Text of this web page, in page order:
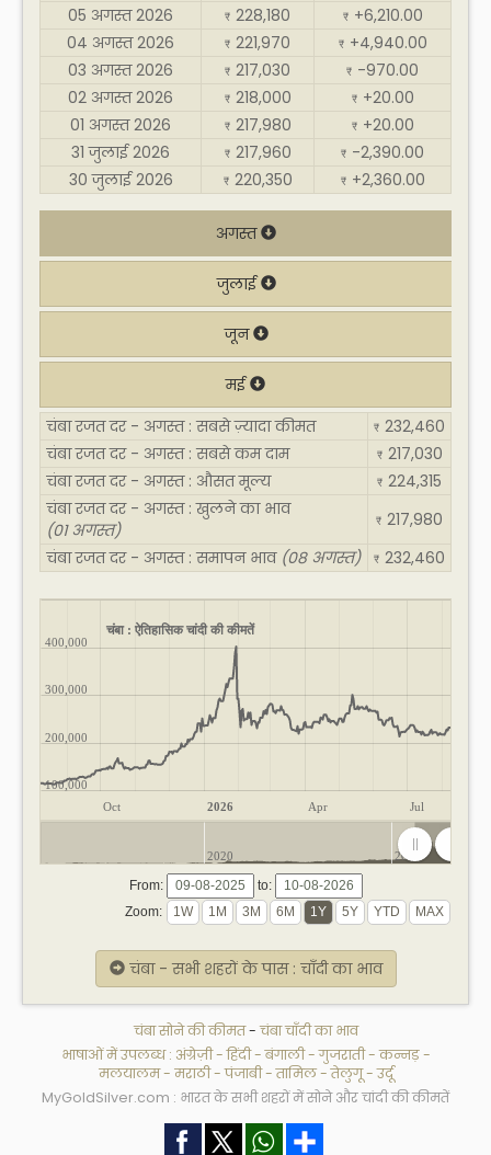
05 अगस्त 2026
₹ 228,180 ₹ +6,210.00
04 अगस्त 2026
₹ 221,970 ₹ +4,940.00
03 अगस्त 2026
₹ 217,030 ₹ -970.00
02 अगस्त 2026
₹ 218,000 ₹ +20.00
01 अगस्त 2026
₹ 217,980 ₹ +20.00
31 जुलाई 2026
₹ 217,960 ₹ -2,390.00
30 जुलाई 2026
₹ 220,350 ₹ +2,360.00
अगस्त
जुलाई
जून
मई
चंबा रजत दर - अगस्त : सबसे ज़्यादा कीमत
₹ 232,460
चंबा रजत दर - अगस्त : सबसे कम दाम
₹ 217,030
चंबा रजत दर - अगस्त : औसत मूल्य
₹ 224,315
चंबा रजत दर - अगस्त : खुलने का भाव
(01 अगस्त)
₹ 217,980
चंबा रजत दर - अगस्त : समापन भाव (08 अगस्त) ₹ 232,460
चंबा : ऐतिहासिक चांदी की कीमतें
Oct 2026 Apr Jul
100,000
200,000
300,000
400,000
2020 2025
From:
to:
Zoom:
चंबा - सभी शहरों के पास : चाँदी का भाव
चंबा सोने की कीमत-चंबा चाँदी का भाव
भाषाओं में उपलब्ध : अंग्रेज़ी-हिंदी-बंगाली-गुजराती-कन्नड़-
मलयालम- मराठी-पंजाबी-तामिल-तेलुगू-उर्दू
MyGoldSilver.com : भारत के सभी शहरों में सोने और चांदी की कीमतें